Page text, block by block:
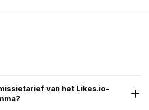
van het Likes.io-